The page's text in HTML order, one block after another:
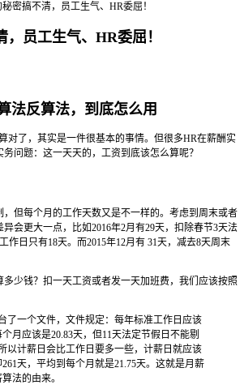
秘密搞不清，员工生气、HR委屈！
，员工生气、HR委屈！
法反算法，到底怎么用
对了，其实是一件很基本的事情。但很多HR在薪酬实
问题：这一天天的，工资到底该怎么算呢？
但每个月的工作天数又是不一样的。考虑到周末或者
会更大一点，比如2016年2月有29天，扣除春节3天法
作日只有18天。而2015年12月有 31天，减去8天周末
少钱？扣一天工资或者发一天加班费，我们应该按照
了一个文件，文件规定：每年标准工作日应该
月应该是20.83天，但11天法定节假日不能剔
以计薪日会比工作日要多一些，计薪日就应该
261天，平均到每个月就是21.75天。这就是月薪
法的由来。